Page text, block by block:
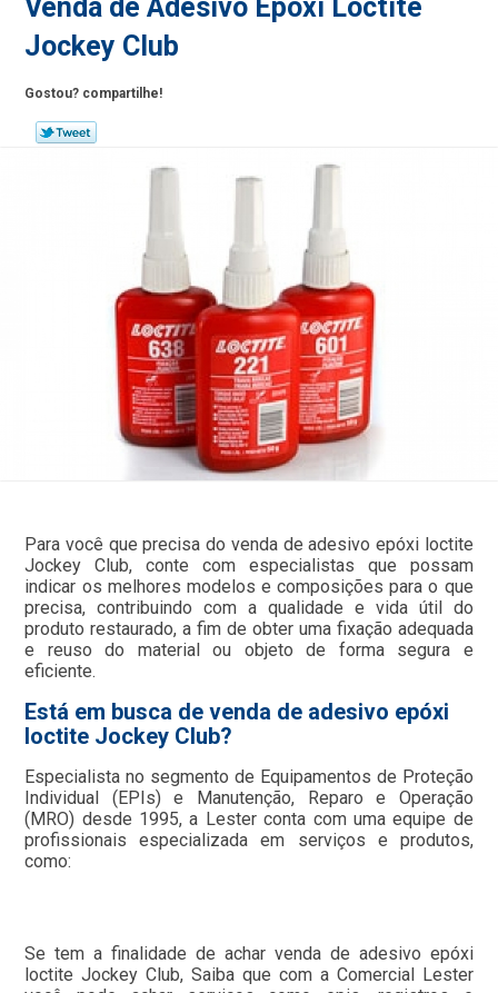
Venda de Adesivo Epóxi Loctite
Jockey Club
Gostou? compartilhe!
Para você que precisa do venda de adesivo epóxi loctite
Jockey Club, conte com especialistas que possam
indicar os melhores modelos e composições para o que
precisa, contribuindo com a qualidade e vida útil do
produto restaurado, a fim de obter uma fixação adequada
e reuso do material ou objeto de forma segura e
eficiente.
Está em busca de venda de adesivo epóxi
loctite Jockey Club?
Especialista no segmento de Equipamentos de Proteção
Individual (EPIs) e Manutenção, Reparo e Operação
(MRO) desde 1995, a Lester conta com uma equipe de
profissionais especializada em serviços e produtos,
como:
Se tem a finalidade de achar venda de adesivo epóxi
loctite Jockey Club, Saiba que com a Comercial Lester